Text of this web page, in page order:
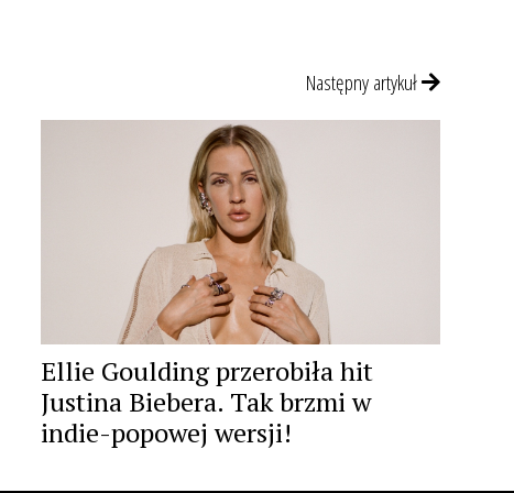
Następny artykuł
Ellie Goulding przerobiła hit
Justina Biebera. Tak brzmi w
indie-popowej wersji!